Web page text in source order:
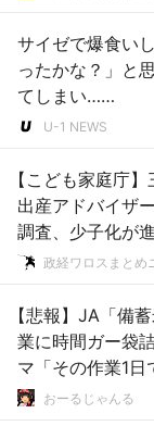
サイゼで爆食い
ったかな？」と
てしまい……
U-1 NEWS
【こども家庭庁
出産アドバイザ
調査、少子化が
婚化71％」 → ｗ
政経ワロスまとめ
【悲報】JA「備
業に時間ガー袋
マ「その作業1日
おーるじゃんる